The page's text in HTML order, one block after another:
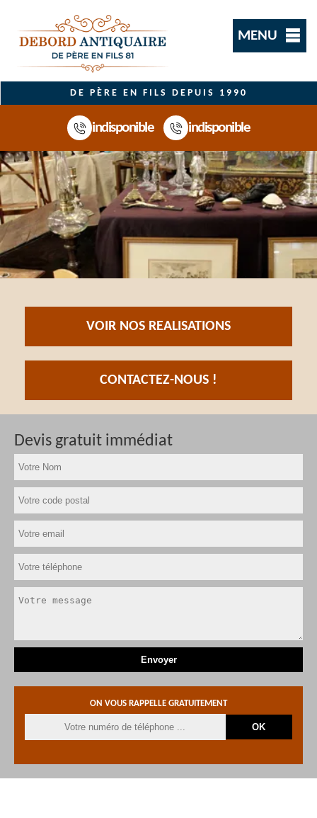
MENU
DE PÈRE EN FILS DEPUIS 1990
indisponible indisponible
VOIR NOS REALISATIONS
CONTACTEZ-NOUS !
Devis gratuit immédiat
ON VOUS RAPPELLE GRATUITEMENT